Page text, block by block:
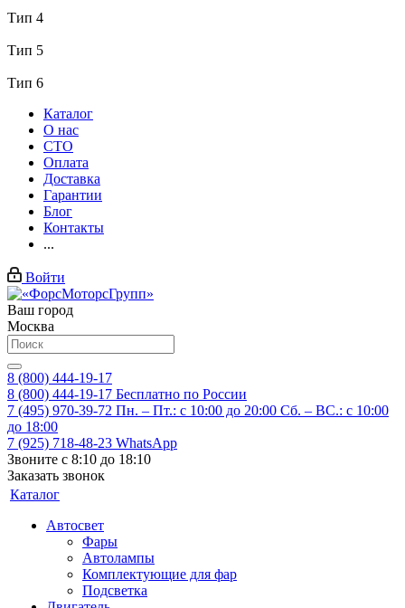
Тип 4
Тип 5
Тип 6
Каталог
О нас
СТО
Оплата
Доставка
Гарантии
Блог
Контакты
...
Войти
Ваш город
Москва
8 (800) 444-19-17
8 (800) 444-19-17 Бесплатно по России
7 (495) 970-39-72 Пн. – Пт.: с 10:00 до 20:00 Сб. – ВС.: c 10:00
до 18:00
7 (925) 718-48-23 WhatsApp
Звоните с 8:10 до 18:10
Заказать звонок
Каталог
Автосвет
Фары
Автолампы
Комплектующие для фар
Подсветка